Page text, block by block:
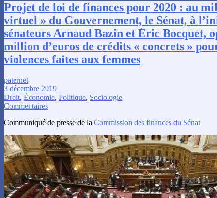
Projet de loi de finances pour 2020 : au
virtuel » du Gouvernement, le Sénat, à
sénateurs Arnaud Bazin et Éric Bocquet,
million d’euros de crédits « concrets »
violences faites aux femmes
paternet
3 décembre 2019
Droit, Économie, Politique, Sociologie
Commentaires
Communiqué de presse de la Commission des finances du Sénat